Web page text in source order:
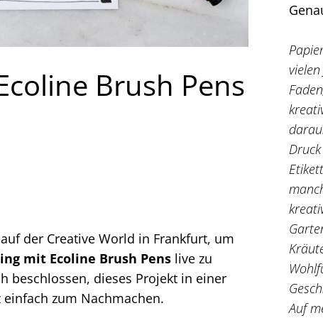
Brush Pens
der Creative World in Frankfurt, um
mit Ecoline Brush Pens live zu
beschlossen, dieses Projekt in einer
zum Nachmachen.
Auf